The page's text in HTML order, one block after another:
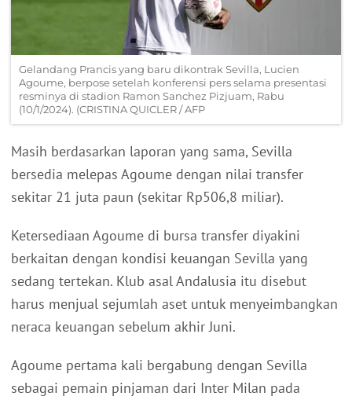
Gelandang Prancis yang baru dikontrak Sevilla, Lucien
Agoume, berpose setelah konferensi pers selama presentasi
resminya di stadion Ramon Sanchez Pizjuam, Rabu
(10/1/2024). (CRISTINA QUICLER / AFP
Masih berdasarkan laporan yang sama, Sevilla
bersedia melepas Agoume dengan nilai transfer
sekitar 21 juta paun (sekitar Rp506,8 miliar).
Ketersediaan Agoume di bursa transfer diyakini
berkaitan dengan kondisi keuangan Sevilla yang
sedang tertekan. Klub asal Andalusia itu disebut
harus menjual sejumlah aset untuk menyeimbangkan
neraca keuangan sebelum akhir Juni.
Agoume pertama kali bergabung dengan Sevilla
sebagai pemain pinjaman dari Inter Milan pada